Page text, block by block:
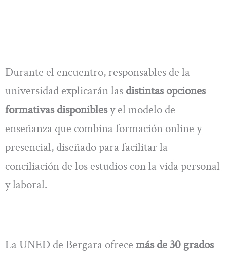
Durante el encuentro, responsables de la
universidad explicarán las distintas opciones
formativas disponiblesy el modelo de
enseñanza que combina formación online y
presencial, diseñado para facilitar la
conciliación de los estudios con la vida personal
y laboral.
La UNED de Bergara ofrece más de 30 grados